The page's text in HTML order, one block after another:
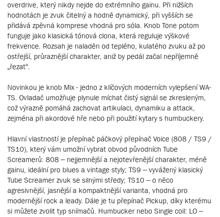
overdrive, který nikdy nejde do extrémního gainu. Při nižších
hodnotách je zvuk čitelný a hodně dynamický, při vyšších se
přidává zpěvná komprese vhodná pro sóla. Knob Tone potom
funguje jako klasická tónová clona, která reguluje výškové
frekvence. Rozsah je naladěn od teplého, kulatého zvuku až po
ostřejší, průraznější charakter, aniž by pedál začal nepříjemně
„řezat“.
Novinkou je knob Mix - jedno z klíčových moderních vylepšení WA-
TS. Ovladač umožňuje plynule míchat čistý signál se zkresleným,
což výrazně pomáhá zachovat artikulaci, dynamiku a attack,
zejména při akordové hře nebo při použití kytary s humbuckery.
Hlavní vlastností je přepínač páčkový přepínač Voice (808 / TS9 /
TS10), který vám umožní vybrat obvod původních Tube
Screamerů: 808 – nejjemnější a nejotevřenější charakter, méně
gainu, ideální pro blues a vintage styly; TS9 – vyvážený klasický
Tube Screamer zvuk se silnými středy; TS10 – o něco
agresivnější, jasnější a kompaktnější varianta, vhodná pro
modernější rock a leady. Dále je tu přepínač Pickup, díky kterému
si můžete zvolit typ snímačů. Humbucker nebo Single coil: LO –